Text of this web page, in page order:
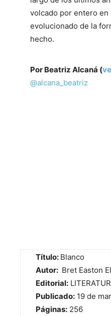
volcado por entero
evolucionado de la
hecho.
Por Beatriz Alcaná (
@alcana_beatriz
Título: Blanco
Autor: Bret Easton
Editorial:
Publicado: 19 de
Páginas: 256